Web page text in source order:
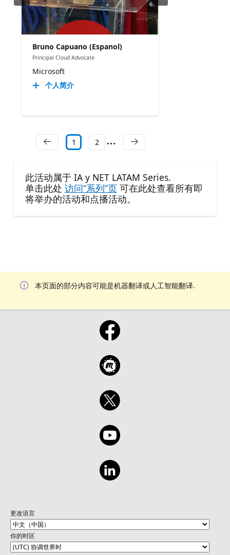
Bruno Capuano (Espanol)
Principal Cloud Advocate
Microsoft
个人简介
1 2
此活动属于 IA y NET LATAM Series.
单击此处 访问“系列”页可在此处查看所有即
将举办的活动和点播活动。
本页面的部分内容可能是机器翻译或人工智能翻译.
更改语言
你的时区